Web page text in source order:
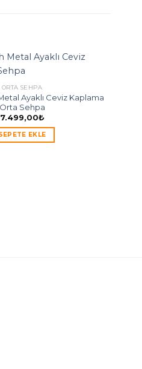
ORTA SEHPA
Ayaklı Ceviz Kaplama
Orta Sehpa
7.499,00₺
EKLE